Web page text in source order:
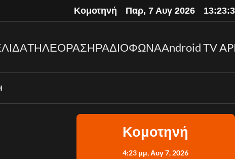
Κομοτηνή Παρ, 7 Αυγ 2026
ΤΗΛΕΟΡΑΣΗΡΑΔΙΟΦΩΝΑAndroid TV
Κομοτηνή
4:23 μμ,Αυγ 7, 2026